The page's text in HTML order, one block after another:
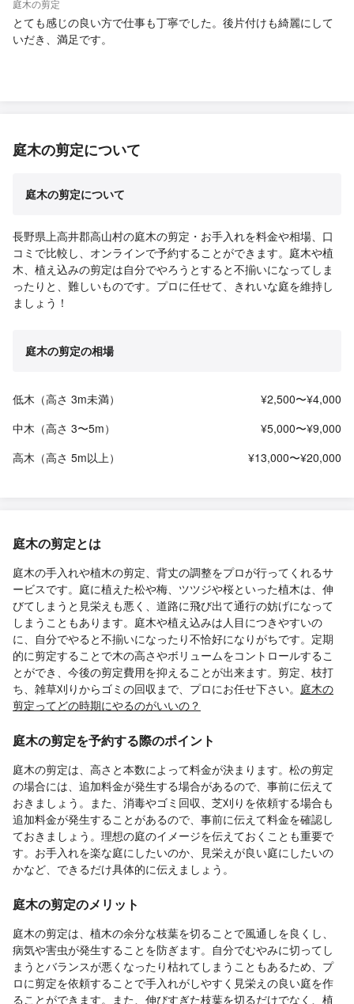
庭木の剪定
とても感じの良い方で仕事も丁寧でした。後片付けも綺麗にして
いだき、満足です。
庭木の剪定について
庭木の剪定について
長野県上高井郡高山村の庭木の剪定・お手入れを料金や相場、口
コミで比較し、オンラインで予約することができます。庭木や植
木、植え込みの剪定は自分でやろうとすると不揃いになってしま
ったりと、難しいものです。プロに任せて、きれいな庭を維持し
ましょう！
庭木の剪定の相場
低木（高さ 3m未満）
¥2,500〜¥4,000
中木（高さ 3〜5m）
¥5,000〜¥9,000
高木（高さ 5m以上）
¥13,000〜¥20,000
庭木の剪定とは
庭木の手入れや植木の剪定、背丈の調整をプロが行ってくれるサ
ービスです。庭に植えた松や梅、ツツジや桜といった植木は、伸
びてしまうと見栄えも悪く、道路に飛び出て通行の妨げになって
しまうこともあります。庭木や植え込みは人目につきやすいの
に、自分でやると不揃いになったり不恰好になりがちです。定期
的に剪定することで木の高さやボリュームをコントロールするこ
とができ、今後の剪定費用を抑えることが出来ます。剪定、枝打
ち、雑草刈りからゴミの回収まで、プロにお任せ下さい。 庭木の
剪定ってどの時期にやるのがいいの？
庭木の剪定を予約する際のポイント
庭木の剪定は、高さと本数によって料金が決まります。松の剪定
の場合には、追加料金が発生する場合があるので、事前に伝えて
おきましょう。また、消毒やゴミ回収、芝刈りを依頼する場合も
追加料金が発生することがあるので、事前に伝えて料金を確認し
ておきましょう。理想の庭のイメージを伝えておくことも重要で
す。お手入れを楽な庭にしたいのか、見栄えが良い庭にしたいの
かなど、できるだけ具体的に伝えましょう。
庭木の剪定のメリット
庭木の剪定は、植木の余分な枝葉を切ることで風通しを良くし、
病気や害虫が発生することを防ぎます。自分でむやみに切ってし
まうとバランスが悪くなったり枯れてしまうこともあるため、プ
ロに剪定を依頼することで手入れがしやすく見栄えの良い庭を作
ることができます。また、伸びすぎた枝葉を切るだけでなく、植